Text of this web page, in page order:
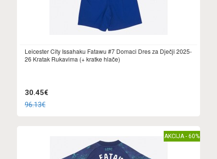
Leicester City Issahaku Fatawu #7 Domaci Dres za Dječji 2025-
26 Kratak Rukavima (+ kratke hlače)
30.45€
96.13€
AKCIJA - 60%